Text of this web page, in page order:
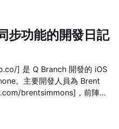
E-mail）」至指定的電
結即完成確認。 Vesper
用同樣流程，但與其他服務
步功能的開發日記
] 是 Q Branch 開發的 iOS
。主要開發人員為 Brent
brentsimmons]，前陣子
vesperapp.co/] 的開發筆記